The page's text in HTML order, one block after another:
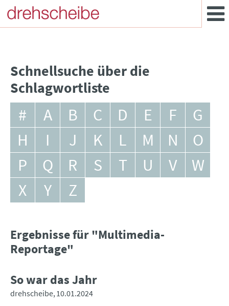
Schnellsuche über die
Schlagwortliste
# A B C D E F
G
H
I J K L M N
O
P
Q R S T U V
W
X
Y Z
Ergebnisse für "Multimedia-
Reportage"
So war das Jahr
drehscheibe 10.01.2024